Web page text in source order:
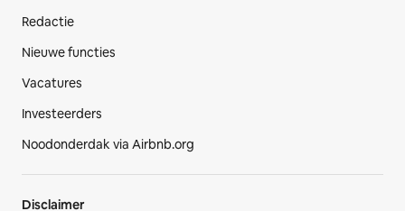
Redactie
Nieuwe functies
Vacatures
Investeerders
Noodonderdak via Airbnb.org
Disclaimer